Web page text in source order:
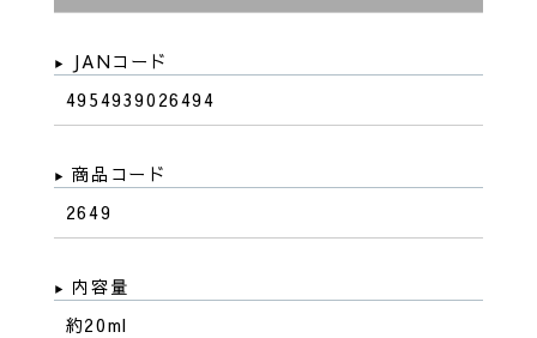
JANコード
4954939026494
商品コード
2649
内容量
約20ml